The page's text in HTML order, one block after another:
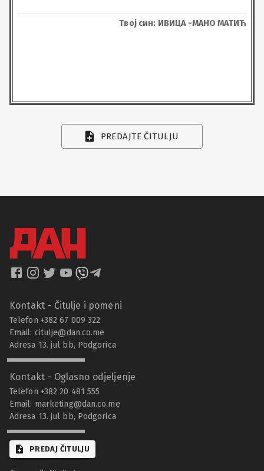
Твој син: ИВИЦА -МАНО МАТИЋ
PREDAJTE ČITULJU
Kontakt - Čitulje i pomeni
Telefon +382 67 009 322
Email: citulje@dan.co.me
Adresa 13. jul bb, Podgorica
Kontakt - Oglasno odjeljenje
Telefon +382 20 481 555
Email: marketing@dan.co.me
Adresa 13. jul bb, Podgorica
PREDAJ ČITULJU